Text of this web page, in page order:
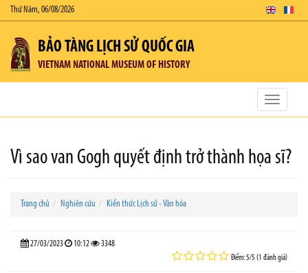
Thứ Năm, 06/08/2026
BẢO TÀNG LỊCH SỬ QUỐC GIA
VIETNAM NATIONAL MUSEUM OF HISTORY
Toggle
Vì sao van Gogh quyết định trở thành họa sĩ?
Trang chủ Nghiên cứu Kiến thức Lịch sử - Văn hóa
27/03/2023 10:12 3348
Điểm: 5/5 (1 đánh giá)